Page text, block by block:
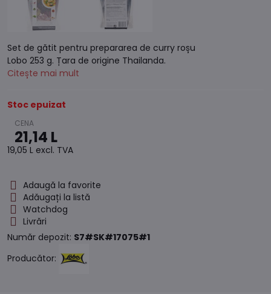
Set de gătit pentru prepararea de curry roșu
Lobo 253 g. Țara de origine Thailanda.
Citește mai mult
Stoc epuizat
21,14 L
19,05 L excl. TVA
Adaugă la favorite
Adăugați la listă
Watchdog
Livrări
Număr depozit: S7#SK#17075#1
Producător: